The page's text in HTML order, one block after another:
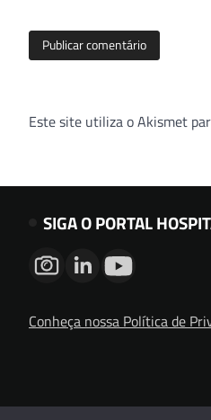
Este site utiliza o Akismet
SIGA O PORTAL
Conheça nossa Política de